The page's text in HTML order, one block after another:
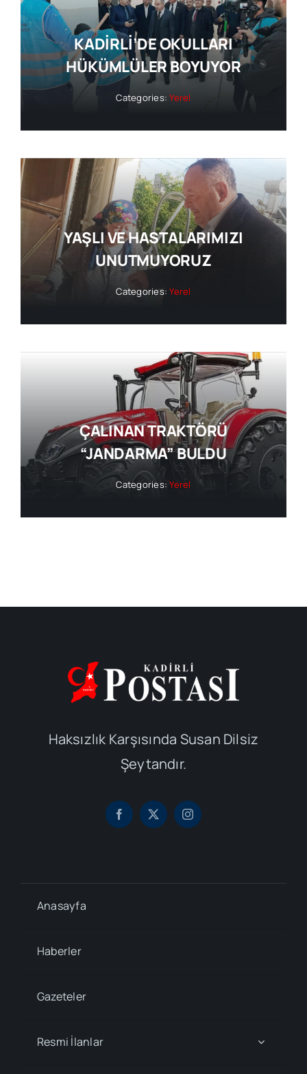
KADİRLİ’DE OKULLARI
HÜKÜMLÜLER BOYUYOR
Categories:Yerel
YAŞLI VE HASTALARIMIZI
UNUTMUYORUZ
Categories:Yerel
ÇALINAN TRAKTÖRÜ
“JANDARMA” BULDU
Categories:Yerel
Haksızlık Karşısında Susan Dilsiz
Şeytandır.
Anasayfa
Haberler
Gazeteler
Resmi İlanlar